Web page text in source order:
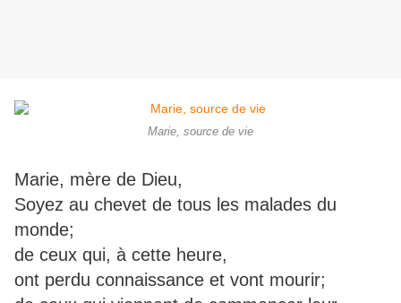
Marie, source de vie
Marie, mère de Dieu,
Soyez au chevet de tous les malades du
monde;
de ceux qui, à cette heure,
ont perdu connaissance et vont mourir;